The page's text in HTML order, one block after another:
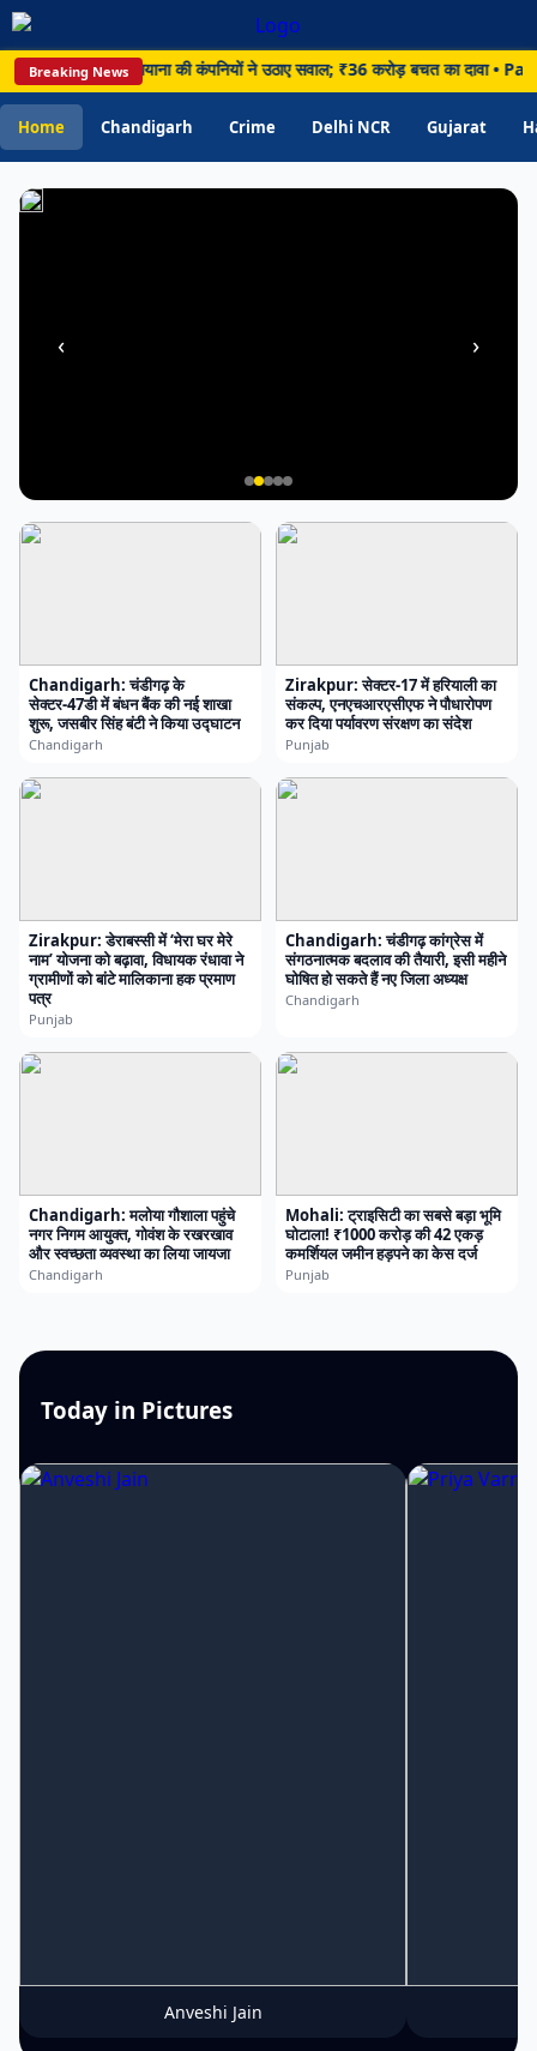
Breaking News
पर घमासान, लुधियाना की कंपनियों ने उठाए सवाल; ₹36 करोड़ बचत का दावा •
Home Chandigarh Crime Delhi NCR Gujarat
‹ ›
मां
के
दूध
के
फायदे
Chandigarh: चंडीगढ़ के
सेक्टर-47डी में बंधन बैंक की नई शाखा
शुरू, जसबीर सिंह बंटी ने किया उद्घाटन
Chandigarh
Zirakpur: सेक्टर-17 में हरियाली का
संकल्प, एनएचआरएसीएफ ने पौधारोपण
कर दिया पर्यावरण संरक्षण का संदेश
Punjab
Zirakpur: डेराबस्सी में ‘मेरा घर मेरे
नाम’ योजना को बढ़ावा, विधायक रंधावा ने
ग्रामीणों को बांटे मालिकाना हक प्रमाण
पत्र
Punjab
Chandigarh: चंडीगढ़ कांग्रेस में
संगठनात्मक बदलाव की तैयारी, इसी महीने
घोषित हो सकते हैं नए जिला अध्यक्ष
Chandigarh
Chandigarh: मलोया गौशाला पहुंचे
नगर निगम आयुक्त, गोवंश के रखरखाव
और स्वच्छता व्यवस्था का लिया जायजा
Chandigarh
Mohali: ट्राइसिटी का सबसे बड़ा भूमि
घोटाला! ₹1000 करोड़ की 42 एकड़
कमर्शियल जमीन हड़पने का केस दर्ज
Punjab
Today in Pictures
Anveshi Jain